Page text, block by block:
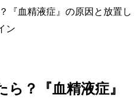
『血精液症』の原因と放置し
ン
？『血精液症』